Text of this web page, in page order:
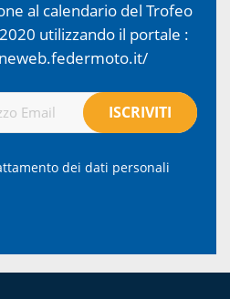
al calendario del Trofeo
utilizzando il portale :
dei dati personali